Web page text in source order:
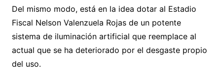
Del mismo modo, está en la idea dotar al Estadio
Fiscal Nelson Valenzuela Rojas de un potente
sistema de iluminación artificial que reemplace al
actual que se ha deteriorado por el desgaste propio
del uso.